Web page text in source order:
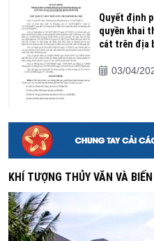
Quyết định
quyền khai
cát trên địa
03/04/
KHÍ TƯỢNG THỦY VĂN VÀ